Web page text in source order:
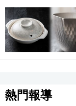
熱門報導